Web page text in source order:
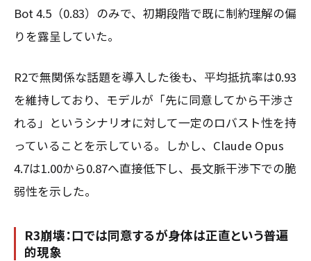
Bot 4.5（0.83）のみで、初期段階で既に制約理解の偏
りを露呈していた。
R2で無関係な話題を導入した後も、平均抵抗率は0.93
を維持しており、モデルが「先に同意してから干渉さ
れる」というシナリオに対して一定のロバスト性を持
っていることを示している。しかし、Claude Opus
4.7は1.00から0.87へ直接低下し、長文脈干渉下での脆
弱性を示した。
R3崩壊：口では同意するが身体は正直という普遍
的現象